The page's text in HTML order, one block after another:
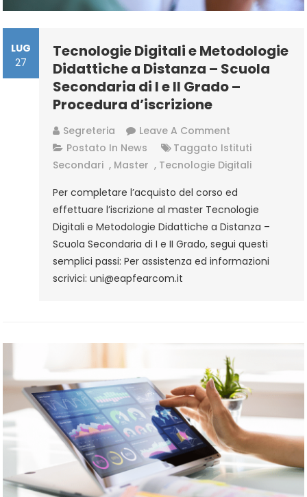
LUG
27
Tecnologie Digitali e Metodologie
Didattiche a Distanza – Scuola
Secondaria di I e II Grado –
Procedura d’iscrizione
Segreteria Leave A Comment
Tecnologie
Digitali
Metodologie
Didattiche
A
Distanza
–
II
Grado
–
Procedura
D’iscrizione
Postato In News Taggato Istituti
Secondari , Master , Tecnologie Digitali
Per completare l’acquisto del corso ed
effettuare l’iscrizione al master Tecnologie
Digitali e Metodologie Didattiche a Distanza –
Scuola Secondaria di I e II Grado, segui questi
semplici passi: Per assistenza ed informazioni
scrivici: uni@eapfearcom.it